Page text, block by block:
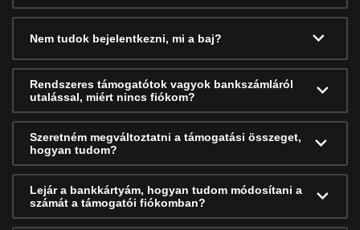
Nem tudok bejelentkezni, mi a baj?
Rendszeres támogatótok vagyok bankszámláról
utalással, miért nincs fiókom?
Szeretném megváltoztatni a támogatási összeget,
hogyan tudom?
Lejár a bankkártyám, hogyan tudom módosítani a
számát a támogatói fiókomban?